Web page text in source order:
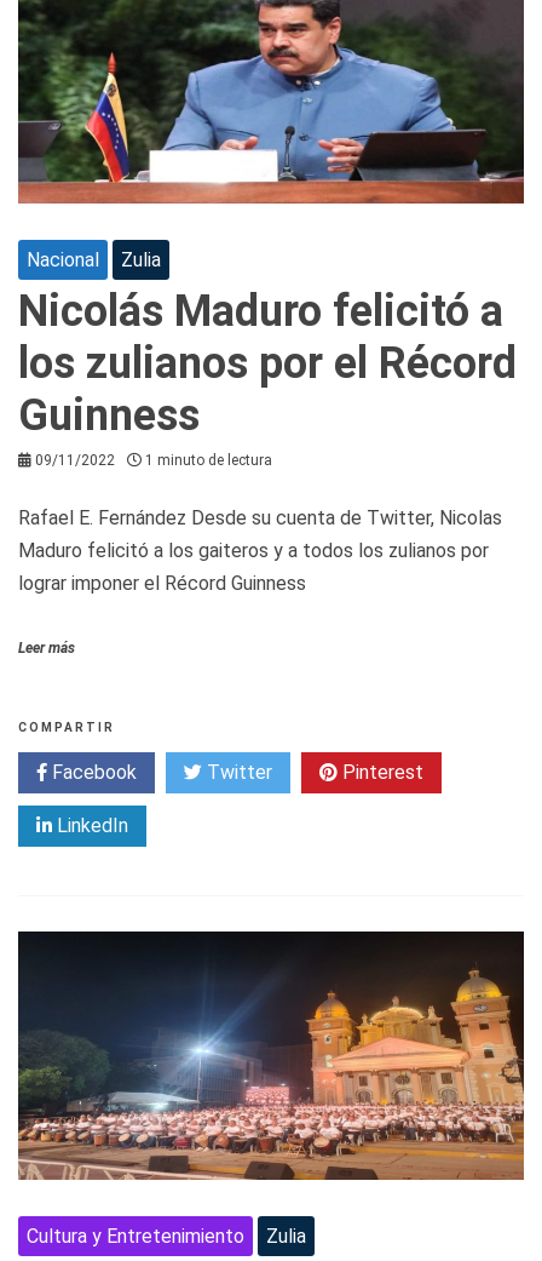
Nacional Zulia
Nicolás Maduro felicitó a
los zulianos por el Récord
Guinness
09/11/2022 1 minuto de lectura
Rafael E. Fernández Desde su cuenta de Twitter, Nicolas
Maduro felicitó a los gaiteros y a todos los zulianos por
lograr imponer el Récord Guinness
Leer más
COMPARTIR
Facebook Twitter Pinterest
LinkedIn
Cultura y Entretenimiento Zulia